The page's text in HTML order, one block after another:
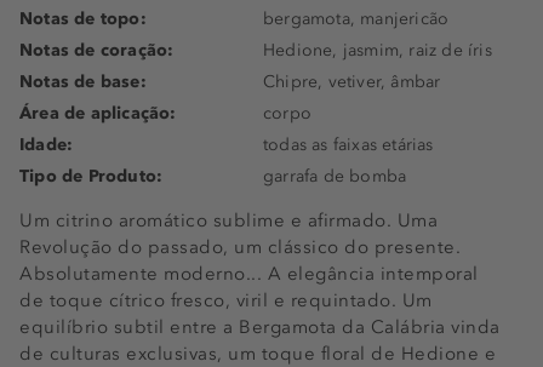
Um citrino aromático sublime e afirmado. Uma
Revolução do passado, um clássico do presente.
Absolutamente moderno... A elegância intemporal
de toque cítrico fresco, viril e requintado. Um
equilíbrio subtil entre a Bergamota da Calábria vinda
de culturas exclusivas, um toque floral de Hedione e
Notas de topo:
bergamota, manjericão
Notas de coração:
Hedione, jasmim, raiz de íris
Notas de base:
Chipre, vetiver, âmbar
Área de aplicação:
corpo
Idade:
todas as faixas etárias
Tipo de Produto:
garrafa de bomba